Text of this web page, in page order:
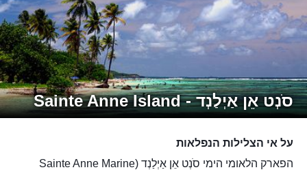
סֹנְט אֵן אַיְלַנְד - Sainte Anne Island
על אי הצלילות הנפלאות
הפארק הלאומי הימי סֹנְט אֵן אַיְלַנְד (Sainte Anne Marine